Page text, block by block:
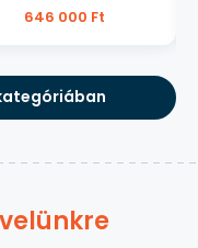
646 000 Ft